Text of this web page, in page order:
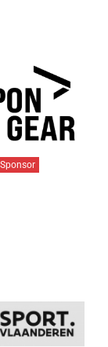
Sponsor